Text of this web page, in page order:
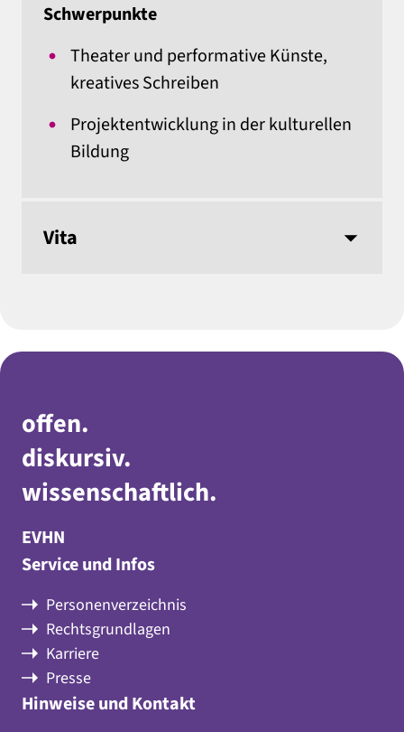
Schwerpunkte
Theater und performative Künste,
kreatives Schreiben
Projektentwicklung in der kulturellen
Bildung
Vita
offen.
diskursiv.
wissenschaftlich.
EVHN
Service und Infos
Personenverzeichnis
Rechtsgrundlagen
Karriere
Presse
Hinweise und Kontakt